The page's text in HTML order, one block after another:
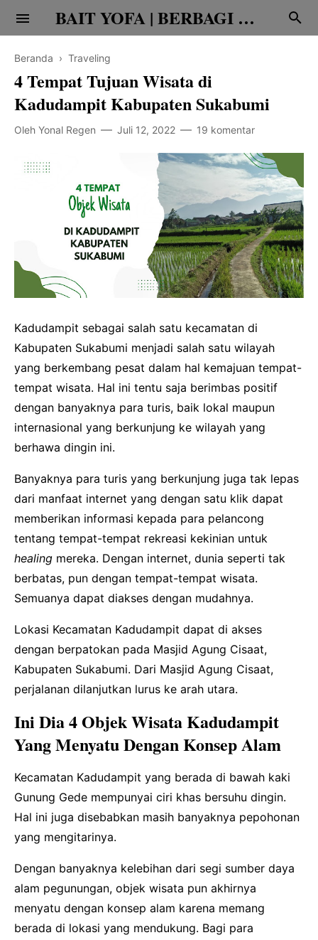
BAIT YOFA | BERBAGI CERITA
Religi
Family
Teknologi
Edukasi
Beranda › Traveling
4 Tempat Tujuan Wisata di
Kadudampit Kabupaten Sukabumi
Oleh Yonal Regen Juli 12, 2022 19 komentar
Kadudampit sebagai salah satu kecamatan di
Kabupaten Sukabumi menjadi salah satu wilayah
yang berkembang pesat dalam hal kemajuan tempat-
tempat wisata. Hal ini tentu saja berimbas positif
dengan banyaknya para turis, baik lokal maupun
internasional yang berkunjung ke wilayah yang
berhawa dingin ini.
Banyaknya para turis yang berkunjung juga tak lepas
dari manfaat internet yang dengan satu klik dapat
memberikan informasi kepada para pelancong
tentang tempat-tempat rekreasi kekinian untuk
healing mereka. Dengan internet, dunia seperti tak
berbatas, pun dengan tempat-tempat wisata.
Semuanya dapat diakses dengan mudahnya.
Lokasi Kecamatan Kadudampit dapat di akses
dengan berpatokan pada Masjid Agung Cisaat,
Kabupaten Sukabumi. Dari Masjid Agung Cisaat,
perjalanan dilanjutkan lurus ke arah utara.
Ini Dia 4 Objek Wisata Kadudampit
Yang Menyatu Dengan Konsep Alam
Kecamatan Kadudampit yang berada di bawah kaki
Gunung Gede mempunyai ciri khas bersuhu dingin.
Hal ini juga disebabkan masih banyaknya pepohonan
yang mengitarinya.
Dengan banyaknya kelebihan dari segi sumber daya
alam pegunungan, objek wisata pun akhirnya
menyatu dengan konsep alam karena memang
berada di lokasi yang mendukung. Bagi para